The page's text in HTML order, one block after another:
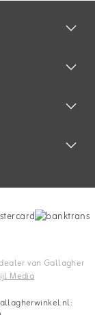
van Gallagher
Media